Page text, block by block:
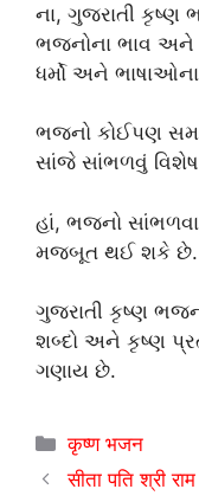
ના, ગુજરાતી કૃષ્ણ
ભજનોના ભાવ અને
ધર્મો અને
ભજનો કોઈપણ
સાંજે સાંભળવું વિશેષ
હાં, ભજનો
મજબૂત થઈ શકે છે.
ગુજરાતી કૃષ્ણ
શબ્દો અને કૃષ્ણ
ગણાય છે.
Categories
कृष्ण भजन
सीता पति श्री